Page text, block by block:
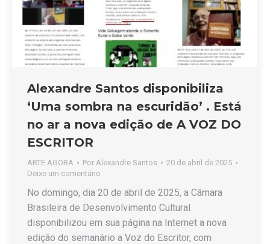
Alexandre Santos disponibiliza
‘Uma sombra na escuridão’ . Está
no ar a nova edição de A VOZ DO
ESCRITOR
ARTE AGORA Por Alexandre Santos
20 de abril de 2025
Deixe um comentário
No domingo, dia 20 de abril de 2025, a Câmara
Brasileira de Desenvolvimento Cultural
disponibilizou em sua página na Internet a nova
edição do semanário a Voz do Escritor, com